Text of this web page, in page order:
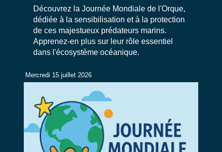
Découvrez la Journée Mondiale de l'Orque,
dédiée à la sensibilisation et à la protection
de ces majestueux prédateurs marins.
Apprenez-en plus sur leur rôle essentiel
dans l'écosystème océanique.
Mercredi 15 juillet 2026